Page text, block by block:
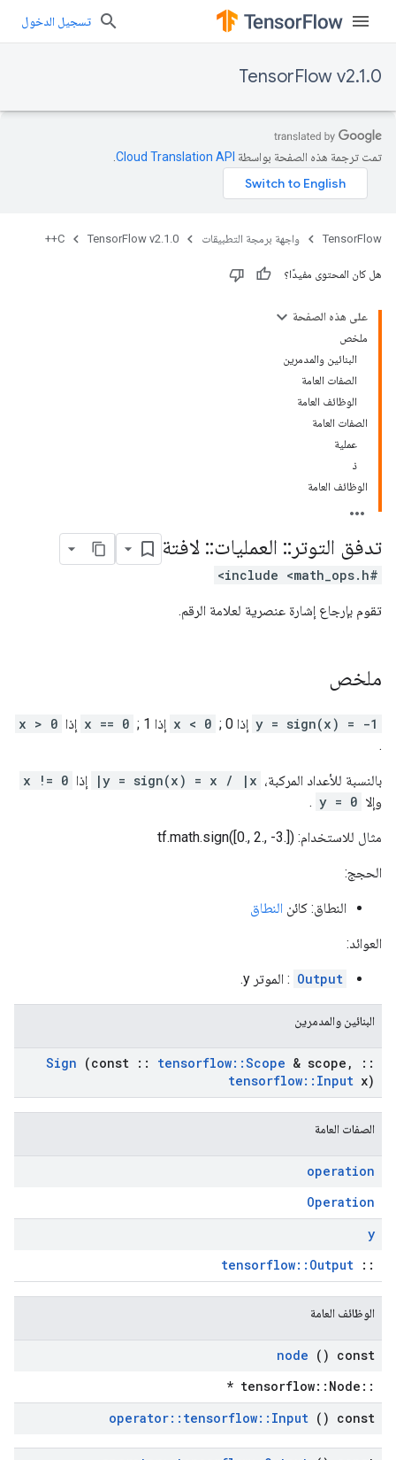
تسجيل الدخول
TensorFlow v2.1.0
تمت ترجمة هذه الصفحة بواسطة Cloud Translation API‏
TensorFlow واجهة برمجة التطبيقات TensorFlow v2.1.0
C++
هل كان المحتوى مفيدًا؟
على هذه الصفحة
ملخص
البنائين والمدمرين
الصفات العامة
الوظائف العامة
الصفات العامة
عملية
ذ
الوظائف العامة
تدفق التوتر :: العمليات:: لافتة
#include <math_ops.h>
تقوم بإرجاع إشارة عنصرية لعلامة الرقم.
ملخص
y = sign(x) = -1 إذا x < 0 ; 0 إذا x == 0 ; 1 إذا
x > 0
.
بالنسبة للأعداد المركبة، y = sign(x) = x / |x| إذا x != 0
وإلا y = 0
.
مثال للاستخدام: tf.math.sign([0., 2., -3.])
الحجج:
النطاق: كائن النطاق
العوائد:
Output : الموتر y.
البنائين والمدمرين
Sign (const :: tensorflow::Scope & scope ,
::
tensorflow:: Input x)
الصفات العامة
operation
Operation
y
::
tensorflow::Output
الوظائف العامة
node () const
::tensorflow::Node *
operator:: tensorflow:: Input () const